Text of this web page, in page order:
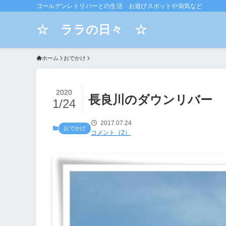
ゴールデンレトリバーとの生活 お遊びスポットや病気など
☆ ララの日々 ☆
ホーム おでかけ
長良川のダウンリバー
2020
1/24
おでかけ
2017.07.24
コメント（2）